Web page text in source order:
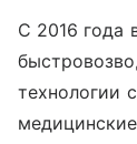
С 2016 года
технологии